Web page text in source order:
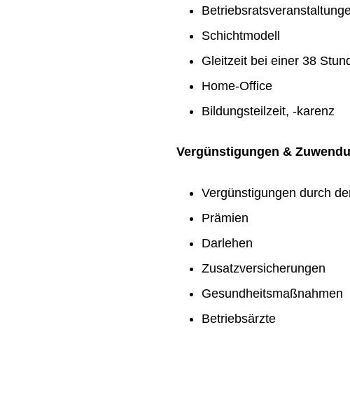
Schichtmodell
Gleitzeit bei einer 38
Home-Office
Bildungsteilzeit, -karenz
Vergünstigungen &
Vergünstigungen durch
Prämien
Darlehen
Zusatzversicherungen
Gesundheitsmaßnahmen
Betriebsärzte